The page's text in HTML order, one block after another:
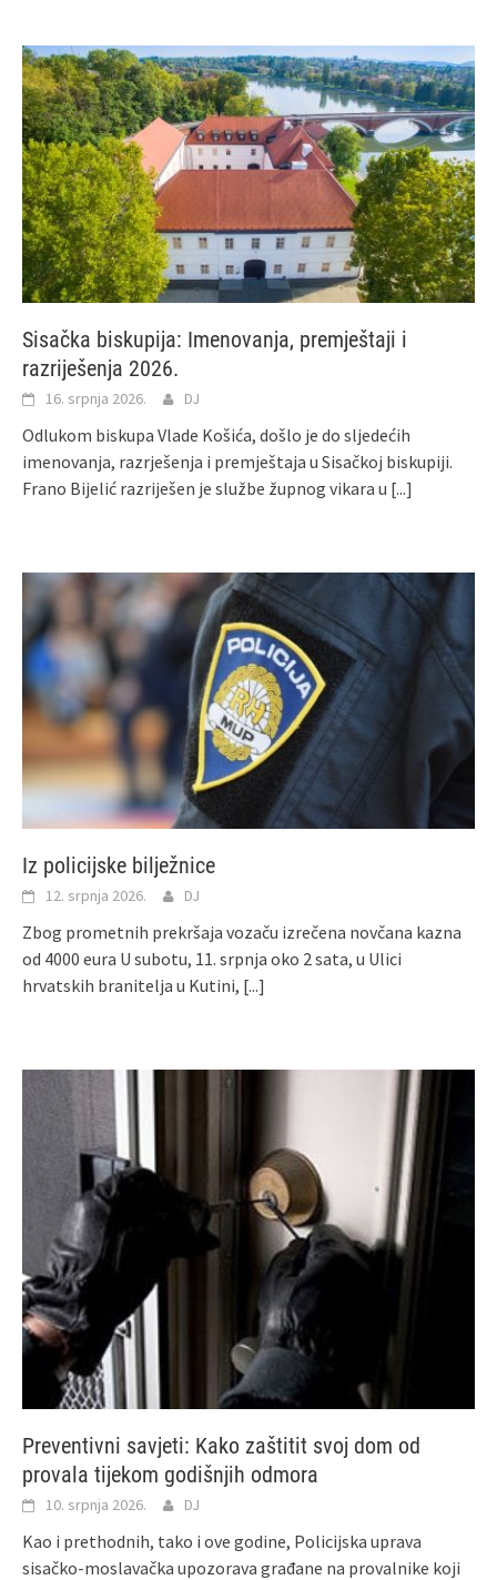
Sisačka biskupija: Imenovanja, premještaji i
razriješenja 2026.
16. srpnja 2026. DJ
Odlukom biskupa Vlade Košića, došlo je do sljedećih
imenovanja, razrješenja i premještaja u Sisačkoj biskupiji.
Frano Bijelić razriješen je službe župnog vikara u [...]
Iz policijske bilježnice
12. srpnja 2026. DJ
Zbog prometnih prekršaja vozaču izrečena novčana kazna
od 4000 eura U subotu, 11. srpnja oko 2 sata, u Ulici
hrvatskih branitelja u Kutini, [...]
Preventivni savjeti: Kako zaštitit svoj dom od
provala tijekom godišnjih odmora
10. srpnja 2026. DJ
Kao i prethodnih, tako i ove godine, Policijska uprava
sisačko-moslavačka upozorava građane na provalnike koji